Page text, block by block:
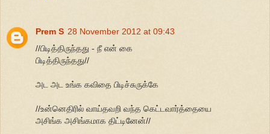
Prem S 28 November 2012 at 09:43
//பிடித்திருந்தது - நீ என் கை
பிடித்திருந்தது//
அட அட உங்க கவிதை பிடிச்சுருக்கே
//உன்னெதிரில் வாய்தவறி வந்த கெட்டவார்த்தையை
அசிங்க அசிங்கமாக திட்டினேன்//